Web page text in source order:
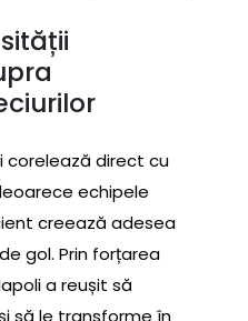
corelează direct cu
echipele
creează adesea
gol. Prin forțarea
a reușit să
să le transforme în